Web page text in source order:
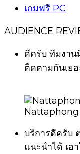
เกมฟรี PC
AUDIENCE
ดีครับ ทีมงาน
ติดตามกันเย
บริการดีครับ
แนะนำได้ เอ